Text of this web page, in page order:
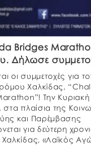
Bridges
Δήλωσε
οι συμμετοχές για
Χαλκίδας,
Την Κυριακή
στα πλαίσια της
και Παρέμβασης
για δεύτερη
«Λαϊκός